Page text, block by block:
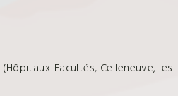
(Hôpitaux-Facultés, Celleneuve, les